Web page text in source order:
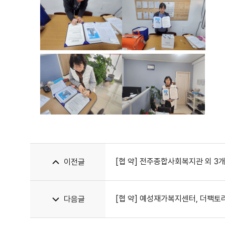
이전글 [협 약] 전주종합사회복지관 외
다음글 [협 약] 예성재가복지센터, 더팩토